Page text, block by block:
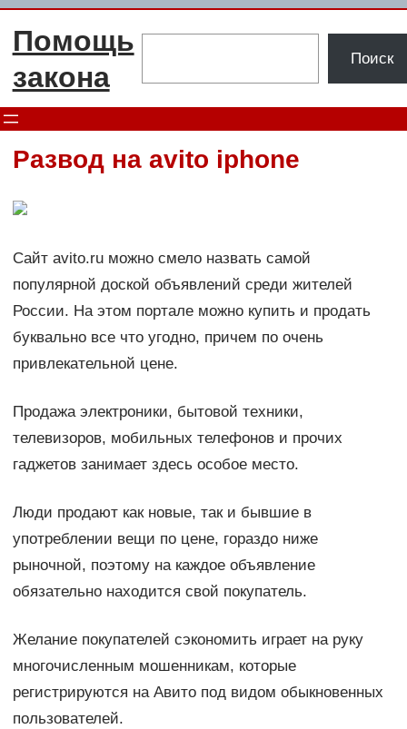
Перейти
Помощь
закона
Поиск
Развод на avito iphone
Сайт avito.ru можно смело назвать самой
популярной доской объявлений среди жителей
России. На этом портале можно купить и продать
буквально все что угодно, причем по очень
привлекательной цене.
Продажа электроники, бытовой техники,
телевизоров, мобильных телефонов и прочих
гаджетов занимает здесь особое место.
Люди продают как новые, так и бывшие в
употреблении вещи по цене, гораздо ниже
рыночной, поэтому на каждое объявление
обязательно находится свой покупатель.
Желание покупателей сэкономить играет на руку
многочисленным мошенникам, которые
регистрируются на Авито под видом обыкновенных
пользователей.